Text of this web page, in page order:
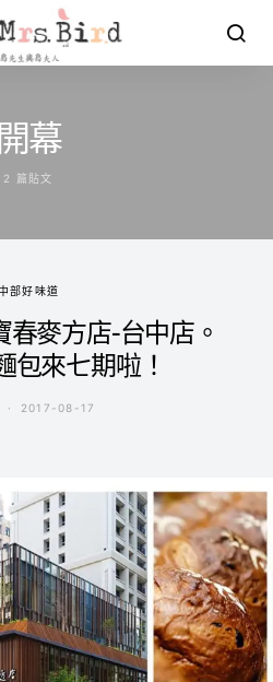
開幕
2 篇貼文
中部好味道
春麥方店-台中店。
包來七期啦！
2017-08-17